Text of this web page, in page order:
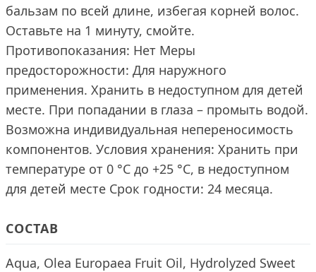
бальзам по всей длине, избегая корней волос.
Оставьте на 1 минуту, смойте.
Противопоказания: Нет Меры
предосторожности: Для наружного
применения. Хранить в недоступном для детей
месте. При попадании в глаза – промыть водой.
Возможна индивидуальная непереносимость
компонентов. Условия хранения: Хранить при
температуре от 0 °С до +25 °С, в недоступном
для детей месте Срок годности: 24 месяца.
СОСТАВ
Aqua, Olea Europaea Fruit Oil, Hydrolyzed Sweet